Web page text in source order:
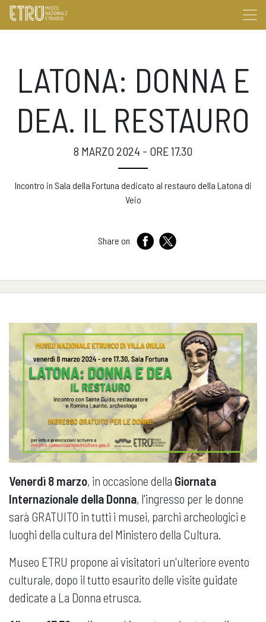
LATONA: DONNA E
DEA. IL RESTAURO
8 MARZO 2024 - ORE 17.30
Incontro in Sala della Fortuna dedicato al restauro della Latona di
Veio
Share on
Venerdì 8 marzo, in occasione della Giornata
Internazionale della Donna, l'ingresso per le donne
sarà GRATUITO in tutti i musei, parchi archeologici e
luoghi della cultura del Ministero della Cultura.
Museo ETRU propone ai visitatori un'ulteriore evento
culturale, dopo il tutto esaurito delle visite guidate
dedicate a La Donna etrusca.